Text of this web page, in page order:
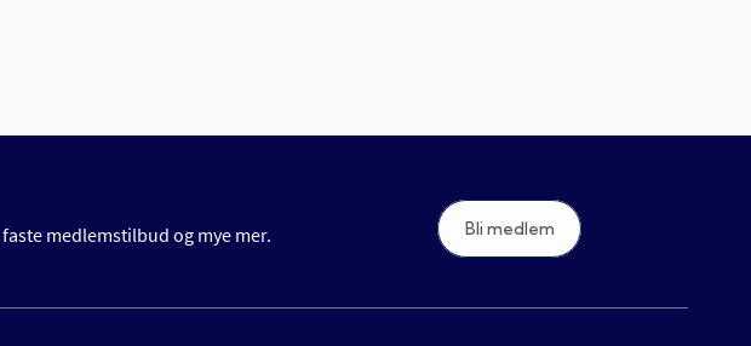
medlemstilbud og mye mer. Bli medlem